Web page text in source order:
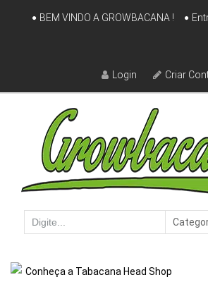
Skip
BEM VINDO A GROWBACANA !
Login Criar
Conheça a Tabacana Head Shop